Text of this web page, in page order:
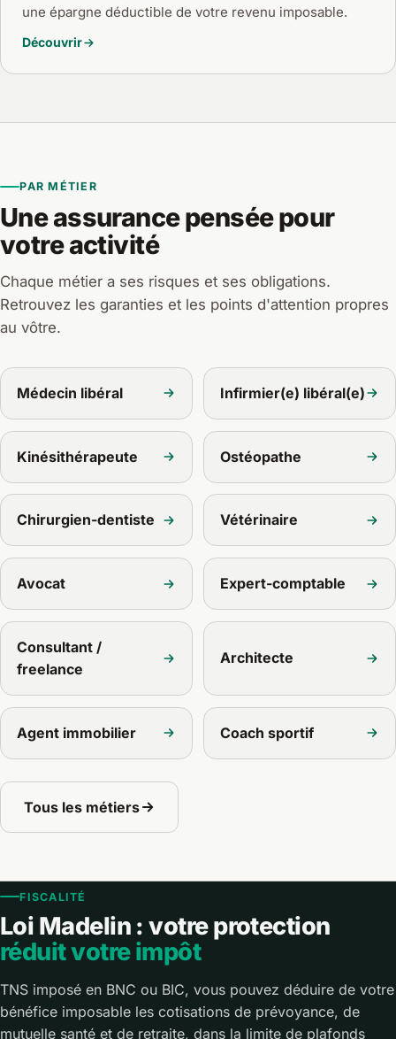
une épargne déductible de votre revenu imposable.
Découvrir
PAR MÉTIER
Une assurance pensée pour
votre activité
Chaque métier a ses risques et ses obligations.
Retrouvez les garanties et les points d'attention propres
au vôtre.
Médecin libéral Infirmier(e) libéral(e)
Kinésithérapeute Ostéopathe
Chirurgien-dentiste Vétérinaire
Avocat Expert-comptable
Consultant /
freelance
Architecte
Agent immobilier Coach sportif
Tous les métiers
FISCALITÉ
Loi Madelin : votre protection
réduit votre impôt
TNS imposé en BNC ou BIC, vous pouvez déduire de votre
bénéfice imposable les cotisations de prévoyance, de
mutuelle santé et de retraite, dans la limite de plafonds